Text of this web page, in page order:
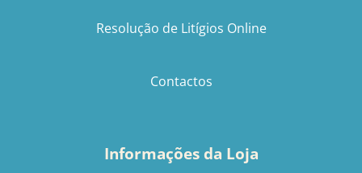
Resolução de Litígios Online
Contactos
Informações da Loja